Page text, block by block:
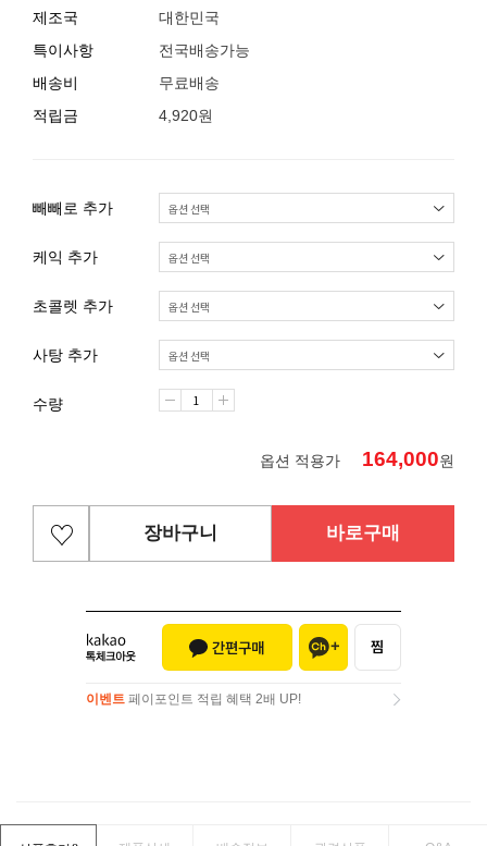
제조국
대한민국
특이사항
전국배송가능
배송비
무료배송
적립금
4,920원
빼빼로 추가
케익 추가
초콜렛 추가
사탕 추가
수량
옵션 적용가 164,000원
장바구니 바로구매
이벤트 페이포인트 적립 혜택 2배 UP!